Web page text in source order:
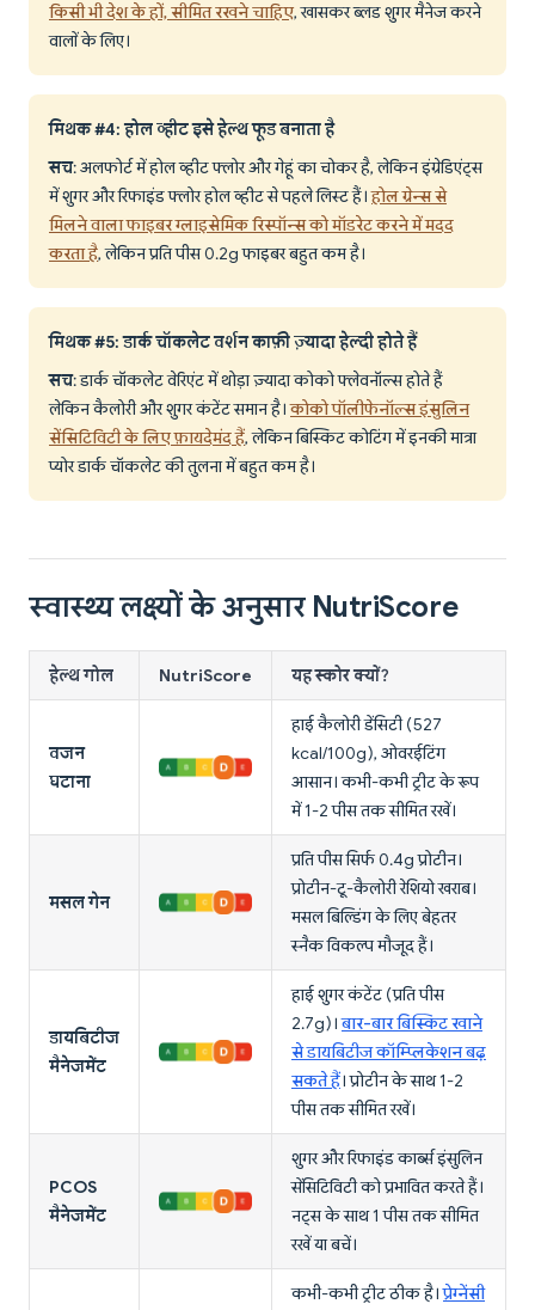
किसी भी देश के हों, सीमित रखने चाहिए, खासकर ब्लड शुगर मैनेज करने
वालों के लिए।
मिथक #4: होल व्हीट इसे हेल्थ फूड बनाता है
सच: अलफोर्ट में होल व्हीट फ्लोर और गेहूं का चोकर है, लेकिन इंग्रेडिएंट्स
में शुगर और रिफाइंड फ्लोर होल व्हीट से पहले लिस्ट हैं।होल ग्रेन्स से
मिलने वाला फाइबर ग्लाइसेमिक रिस्पॉन्स को मॉडरेट करने में मदद
करता है, लेकिन प्रति पीस 0.2g फाइबर बहुत कम है।
मिथक #5: डार्क चॉकलेट वर्शन काफ़ी ज़्यादा हेल्दी होते हैं
सच: डार्क चॉकलेट वेरिएंट में थोड़ा ज़्यादा कोको फ्लेवनॉल्स होते हैं
लेकिन कैलोरी और शुगर कंटेंट समान है।कोको पॉलीफेनॉल्स इंसुलिन
सेंसिटिविटी के लिए फ़ायदेमंद हैं, लेकिन बिस्किट कोटिंग में इनकी मात्रा
प्योर डार्क चॉकलेट की तुलना में बहुत कम है।
स्वास्थ्य लक्ष्यों के अनुसार NutriScore
हेल्थ गोल NutriScore यह स्कोर क्यों?
वजन
घटाना
हाई कैलोरी डेंसिटी (527
kcal/100g), ओवरईटिंग
आसान। कभी-कभी ट्रीट के रूप
में 1-2 पीस तक सीमित रखें।
मसल गेन
प्रति पीस सिर्फ 0.4g प्रोटीन।
प्रोटीन-टू-कैलोरी रेशियो खराब।
मसल बिल्डिंग के लिए बेहतर
स्नैक विकल्प मौजूद हैं।
डायबिटीज
मैनेजमेंट
हाई शुगर कंटेंट (प्रति पीस
2.7g)।बार-बार बिस्किट खाने
से डायबिटीज कॉम्प्लिकेशन बढ़
सकते हैं। प्रोटीन के साथ 1-2
पीस तक सीमित रखें।
PCOS
मैनेजमेंट
शुगर और रिफाइंड कार्ब्स इंसुलिन
सेंसिटिविटी को प्रभावित करते हैं।
नट्स के साथ 1 पीस तक सीमित
रखें या बचें।
कभी-कभी ट्रीट ठीक है।प्रेग्नेंसी